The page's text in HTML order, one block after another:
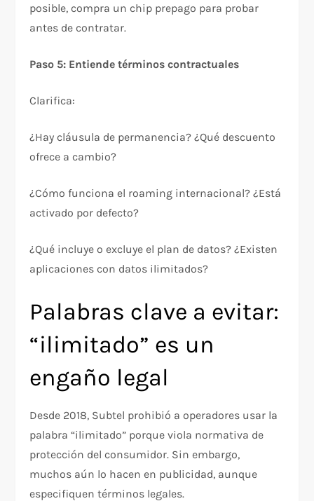
posible, compra un chip prepago para probar
antes de contratar.​
Paso 5: Entiende términos contractuales
Clarifica:
¿Hay cláusula de permanencia? ¿Qué descuento
ofrece a cambio?
¿Cómo funciona el roaming internacional? ¿Está
activado por defecto?
¿Qué incluye o excluye el plan de datos? ¿Existen
aplicaciones con datos ilimitados?
Palabras clave a evitar:
“ilimitado” es un
engaño legal
Desde 2018, Subtel prohibió a operadores usar la
palabra “ilimitado” porque viola normativa de
protección del consumidor. Sin embargo,
muchos aún lo hacen en publicidad, aunque
especifiquen términos legales.​